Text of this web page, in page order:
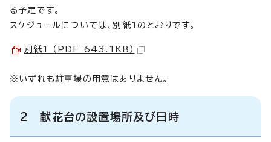
る予定です。
スケジュールについては、別紙1のとおりです。
別紙1 （PDF 643.1KB）
※いずれも駐車場の用意はありません。
2 献花台の設置場所及び日時